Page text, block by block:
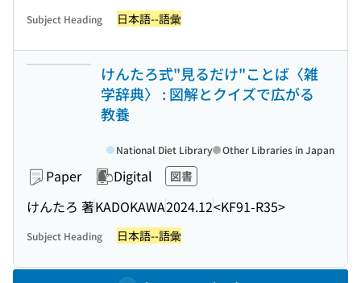
Subject Heading 日本語--語彙
けんたろ式"見るだけ"ことば〈雑
学辞典〉 : 図解とクイズで広がる
教養
Paper Digital 図書
けんたろ 著KADOKAWA2024.12<KF91-R35>
National Diet Library Other Libraries in Japan
Subject Heading 日本語--語彙